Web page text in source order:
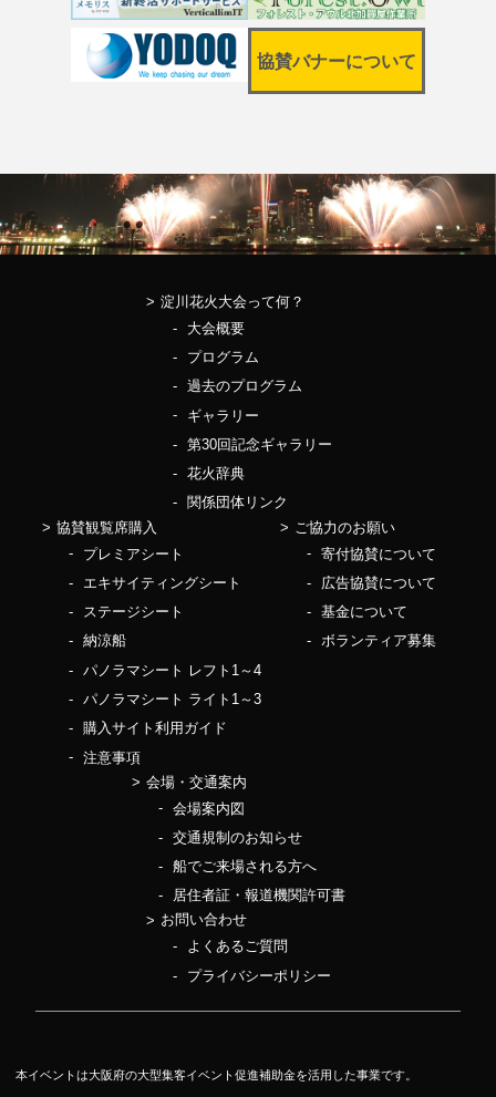
協賛バナーについて
淀川花火大会って何？
大会概要
プログラム
過去のプログラム
ギャラリー
第30回記念ギャラリー
花火辞典
関係団体リンク
協賛観覧席購入
プレミアシート
エキサイティングシート
ステージシート
納涼船
パノラマシート レフト1～4
パノラマシート ライト1～3
購入サイト利用ガイド
注意事項
ご協力のお願い
寄付協賛について
広告協賛について
基金について
ボランティア募集
会場・交通案内
会場案内図
交通規制のお知らせ
船でご来場される方へ
居住者証・報道機関許可書
お問い合わせ
よくあるご質問
プライバシーポリシー
本イベントは大阪府の大型集客イベント促進補助金を活用した事業です。